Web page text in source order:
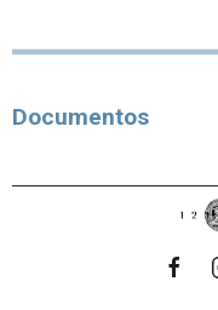
Documentos